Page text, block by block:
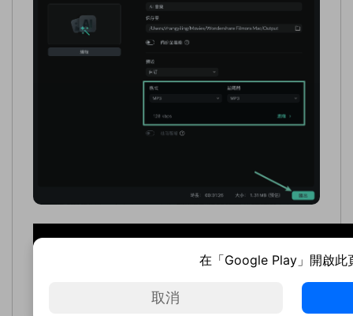
在「Google Play」開啟此
取消